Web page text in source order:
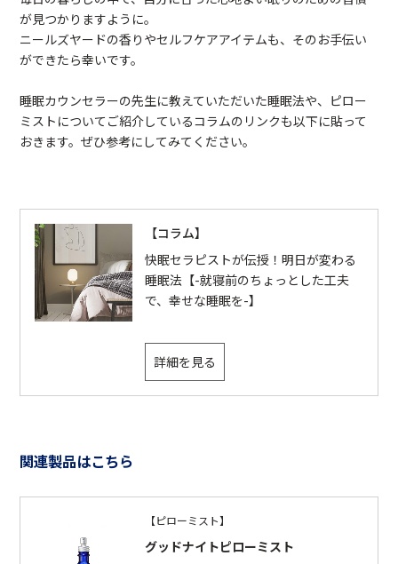
が見つかりますように。
ニールズヤードの香りやセルフケアアイテムも、そのお手伝い
ができたら幸いです。
睡眠カウンセラーの先生に教えていただいた睡眠法や、ピロー
ミストについてご紹介しているコラムのリンクも以下に貼って
おきます。ぜひ参考にしてみてください。
【コラム】
快眠セラピストが伝授！明日が変わる
睡眠法【-就寝前のちょっとした工夫
で、幸せな睡眠を-】
詳細を見る
関連製品はこちら
【ピローミスト】
グッドナイトピローミスト